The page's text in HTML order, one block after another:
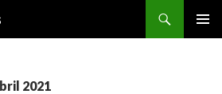
2021